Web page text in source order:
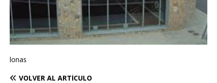
lonas
VOLVER AL ARTÍCULO